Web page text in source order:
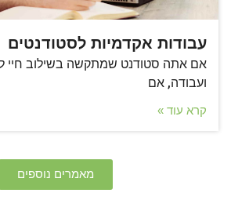
עבודות אקדמיות לסטודנטים
אם אתה סטודנט שמתקשה בשילוב חיי
ועבודה, אם
קרא עוד »
מאמרים נוספים